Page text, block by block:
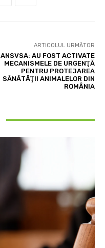
ARTICOLUL URMĂTOR
ANSVSA: AU FOST ACTIVATE
MECANISMELE DE URGENŢĂ
PENTRU PROTEJAREA
SĂNĂTĂŢII ANIMALELOR DIN
ROMÂNIA